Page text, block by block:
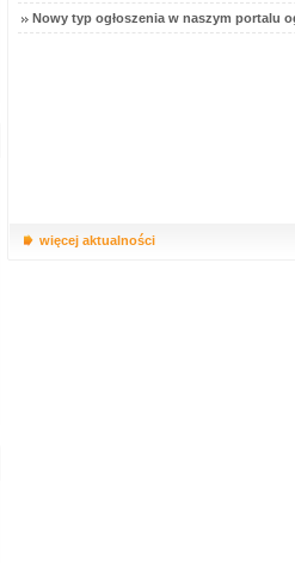
Nowy typ ogłoszenia w naszym portalu
więcej aktualności